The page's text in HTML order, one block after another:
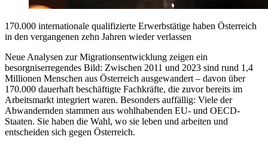
170.000 internationale qualifizierte Erwerbstätige haben Österreich
in den vergangenen zehn Jahren wieder verlassen
Neue Analysen zur Migrationsentwicklung zeigen ein
besorgniserregendes Bild: Zwischen 2011 und 2023 sind rund 1,4
Millionen Menschen aus Österreich ausgewandert – davon über
170.000 dauerhaft beschäftigte Fachkräfte, die zuvor bereits im
Arbeitsmarkt integriert waren. Besonders auffällig: Viele der
Abwandernden stammen aus wohlhabenden EU- und OECD-
Staaten. Sie haben die Wahl, wo sie leben und arbeiten und
entscheiden sich gegen Österreich.